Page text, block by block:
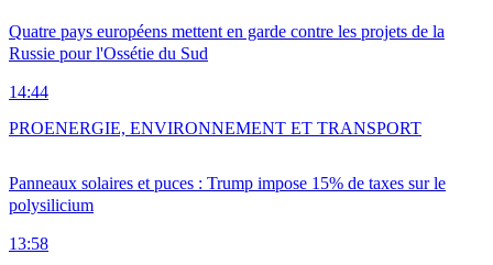
Quatre pays européens mettent en garde contre les projets de la
Russie pour l'Ossétie du Sud
14:44
Panneaux solaires et puces : Trump impose 15% de taxes sur le
polysilicium
13:58
PROENERGIE, ENVIRONNEMENT ET TRANSPORT